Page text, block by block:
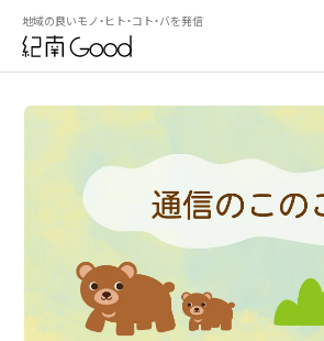
地域の良いモノ・ヒト・コト・バを発信